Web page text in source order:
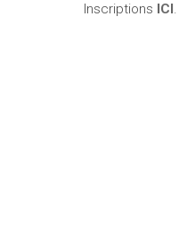
Inscriptions ICI.